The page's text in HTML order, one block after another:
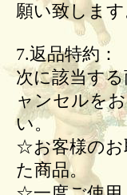
願い致しま
7.返品特約：
次に該当す
ャンセルを
い。
☆お客様のお
た商品。